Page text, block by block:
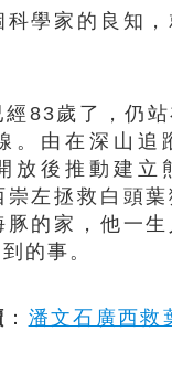
家的良知，
歲了，仍站
。由在深山追
放後推動建立
崇左拯救白頭
的家，他一生
的事。
： 潘文石廣西救